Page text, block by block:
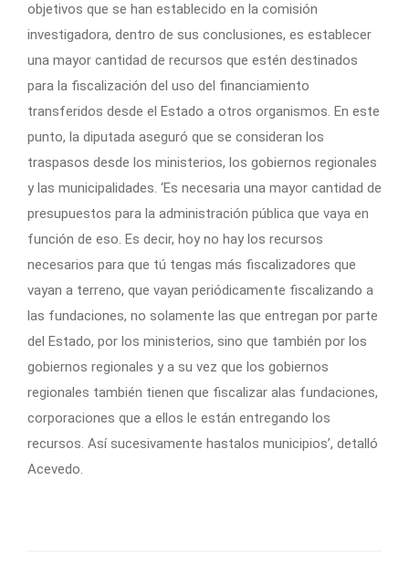
objetivos que se han establecido en la comisión
investigadora, dentro de sus conclusiones, es establecer
una mayor cantidad de recursos que estén destinados
para la fiscalización del uso del financiamiento
transferidos desde el Estado a otros organismos. En este
punto, la diputada aseguró que se consideran los
traspasos desde los ministerios, los gobiernos regionales
y las municipalidades. ‘Es necesaria una mayor cantidad de
presupuestos para la administración pública que vaya en
función de eso. Es decir, hoy no hay los recursos
necesarios para que tú tengas más fiscalizadores que
vayan a terreno, que vayan periódicamente fiscalizando a
las fundaciones, no solamente las que entregan por parte
del Estado, por los ministerios, sino que también por los
gobiernos regionales y a su vez que los gobiernos
regionales también tienen que fiscalizar alas fundaciones,
corporaciones que a ellos le están entregando los
recursos. Así sucesivamente hastalos municipios’, detalló
Acevedo.